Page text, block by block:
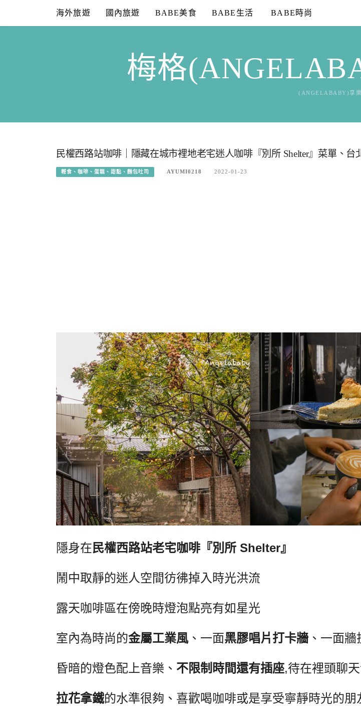
content
海外旅遊 國內旅遊 BABE美食 BABE生活 BABE時尚
梅格
(ANGELABABY)享
民權西路站咖啡｜隱藏在城市裡地老宅迷人咖啡『別所 Shelter』菜單、台
輕食、咖啡、蛋糕、甜點、麵包吐司 AYUMI0218 2022-01-23
隱身在民權西路站老宅咖啡『別所 Shelter』
鬧中取靜的迷人空間彷彿掉入時光洪流
露天咖啡區在傍晚時燈泡點亮有如星光
室內為時尚的金屬工業風、一面黑膠唱片打卡牆 、一面
昏暗的燈色配上音樂、 不限制時間還有插座,待在裡頭聊
拉花拿鐵的水準很夠、喜歡喝咖啡或是享受寧靜時光的朋